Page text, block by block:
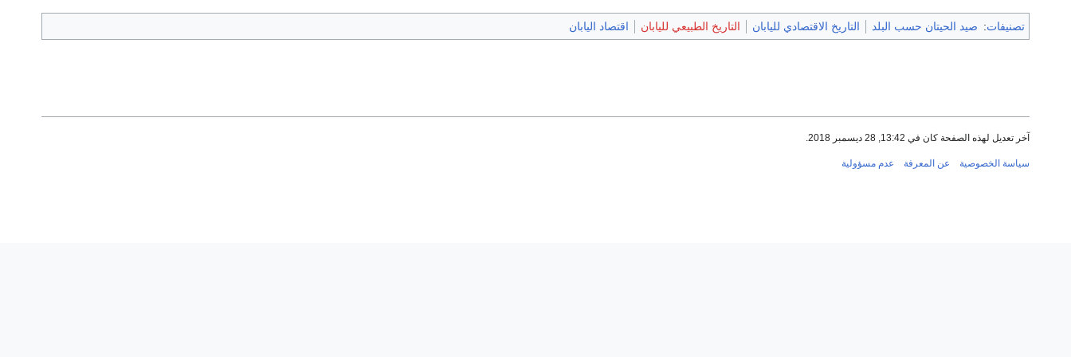
تصنيفات: صيد الحيتان حسب البلد التاريخ الاقتصادي لليابان التاريخ الطبيعي لليابان اقتصاد اليابان
آخر تعديل لهذه الصفحة كان في 13:42, 28 ديسمبر 2018.
سياسة الخصوصية عن المعرفة عدم مسؤولية